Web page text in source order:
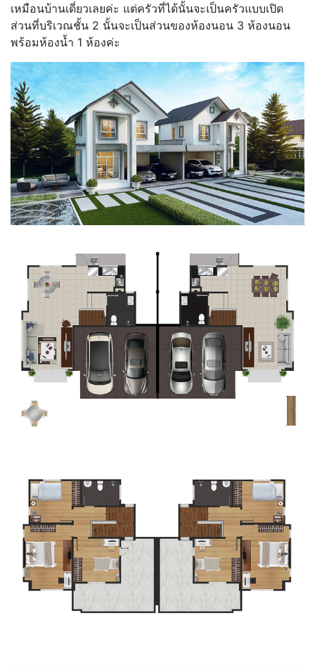
เหมือนบ้านเดี่ยวเลยค่ะ แต่ครัวที่ได้นั้นจะเป็นครัวแบบเปิด
ส่วนที่บริเวณชั้น 2 นั้นจะเป็นส่วนของห้องนอน 3 ห้องนอน
พร้อมห้องน้ำ 1 ห้องค่ะ